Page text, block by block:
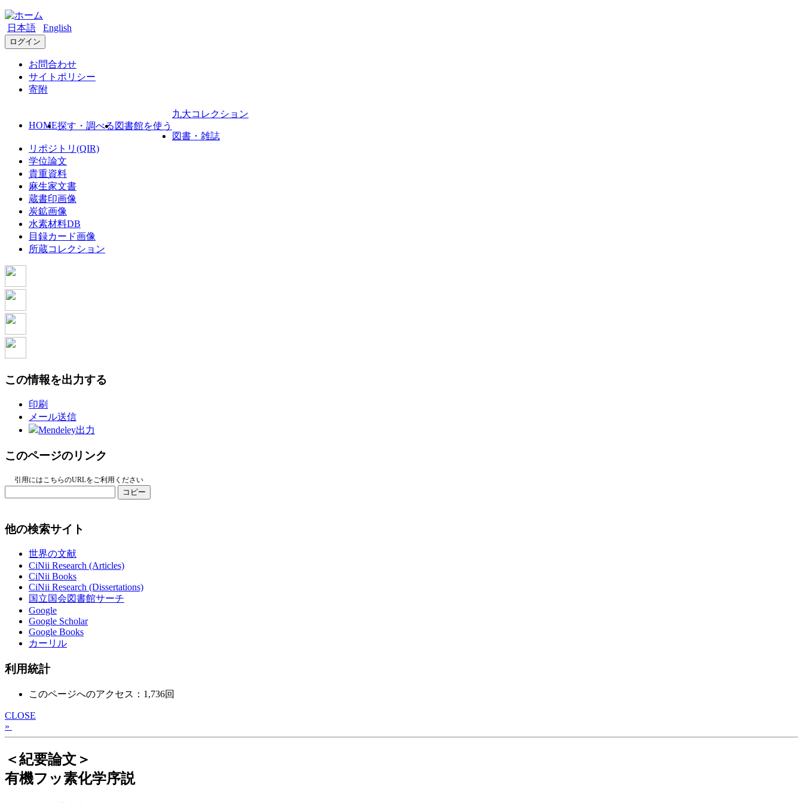
日本語 English
ログイン
お問合わせ
サイトポリシー
寄附
HOME探す・調べる 図書館を使う
九大コレクション
図書・雑誌
リポジトリ(QIR)
学位論文
貴重資料
麻生家文書
蔵書印画像
炭鉱画像
水素材料DB
目録カード画像
所蔵コレクション
この情報を出力する
印刷
メール送信
Mendeley出力
このページのリンク
引用にはこちらのURLをご利用ください
コピー
他の検索サイト
世界の文献
CiNii Research (Articles)
CiNii Books
CiNii Research (Dissertations)
国立国会図書館サーチ
Google
Google Scholar
Google Books
カーリル
利用統計
このページへのアクセス：1,736回
CLOSE
»
＜紀要論文＞
有機フッ素化学序説